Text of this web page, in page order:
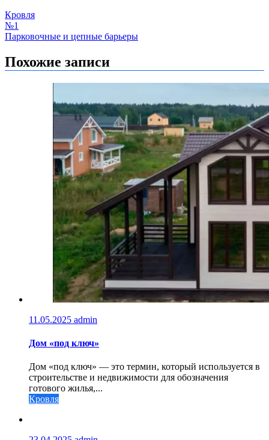
Кровля
Навигация
по
записям
№1
Парковочные и цепные барьеры
Похожие записи
11.05.2025 admin
Дом «под ключ»
Дом «под ключ» — это термин, который используется в
строительстве и недвижимости для обозначения
готового жилья,...
Кровля